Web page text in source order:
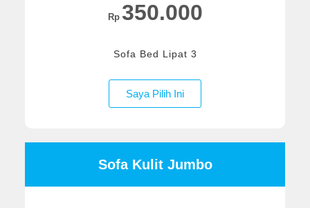
Rp 350.000
Sofa Bed Lipat 3
Saya Pilih Ini
Sofa Kulit Jumbo